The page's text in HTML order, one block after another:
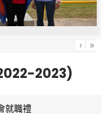
› »
2023)
就職禮